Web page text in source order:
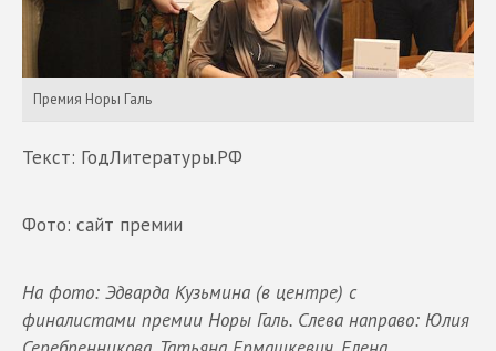
Премия Норы Галь
Текст: ГодЛитературы.РФ
Фото: сайт премии
На фото: Эдварда Кузьмина (в центре) с
финалистами премии Норы Галь. Слева направо: Юлия